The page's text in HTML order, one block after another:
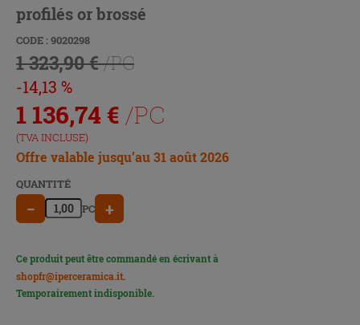
profilés or brossé
CODE : 9020298
1 323,90 €/PC
-14,13 %
1 136,74 € /PC
(TVA INCLUSE)
Offre valable jusqu’au 31 août 2026
QUANTITÉ
− PC +
Ce produit peut être commandé en écrivant à
shopfr@iperceramica.it.
Temporairement indisponible.